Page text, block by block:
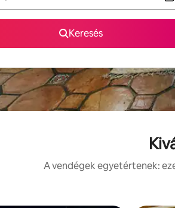
Keresés
A vendégek egyetértenek: